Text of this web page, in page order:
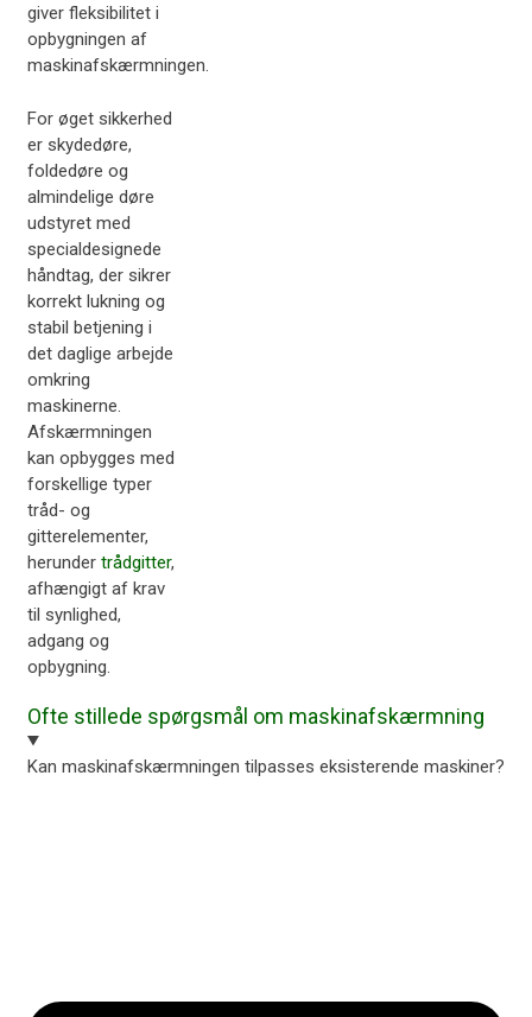
giver fleksibilitet i
opbygningen af
maskinafskærmningen.
For øget sikkerhed
er skydedøre,
foldedøre og
almindelige døre
udstyret med
specialdesignede
håndtag, der sikrer
korrekt lukning og
stabil betjening i
det daglige arbejde
omkring
maskinerne.
Afskærmningen
kan opbygges med
forskellige typer
tråd- og
gitterelementer,
herunder trådgitter,
afhængigt af krav
til synlighed,
adgang og
opbygning.
Ofte stillede spørgsmål om maskinafskærmning
Kan maskinafskærmningen tilpasses eksisterende maskiner?